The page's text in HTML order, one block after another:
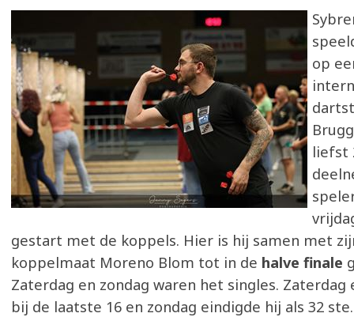
op
liefst
gestart met de koppels. Hier is hij samen met
koppelmaat Moreno Blom tot in de halve finale
Zaterdag en zondag waren het singles. Zaterdag
bij de laatste 16 en zondag eindigde hij als 32